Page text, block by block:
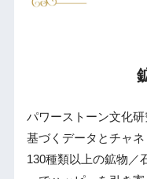
パワーストーン文化
基づくデータとチャ
130種類以上の鉱物／